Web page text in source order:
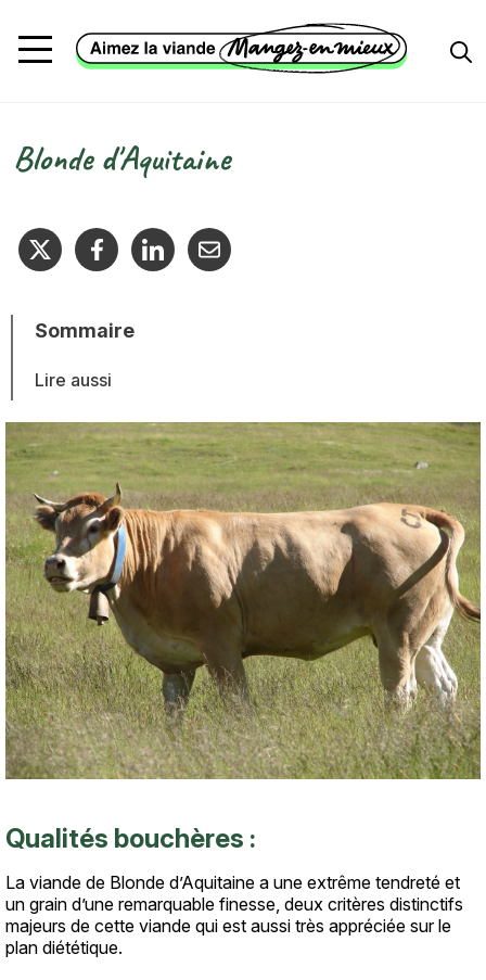
Fil d'Ariane
Blonde d'Aquitaine
Sommaire
Lire aussi
Texte
Qualités bouchères :
La viande de Blonde d’Aquitaine a une extrême tendreté et
un grain d’une remarquable finesse, deux critères distinctifs
majeurs de cette viande qui est aussi très appréciée sur le
plan diététique.